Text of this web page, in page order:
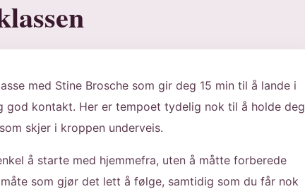
med Stine Brosche som gir deg 15 min til å lande i
kontakt. Her er tempoet tydelig nok til å holde deg
skjer i kroppen underveis.
å starte med hjemmefra, uten å måtte forberede
som gjør det lett å følge, samtidig som du får nok